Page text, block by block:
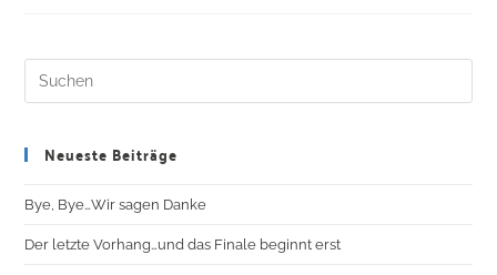
Neueste Beiträge
Bye, Bye…Wir sagen Danke
Der letzte Vorhang…und das Finale beginnt erst